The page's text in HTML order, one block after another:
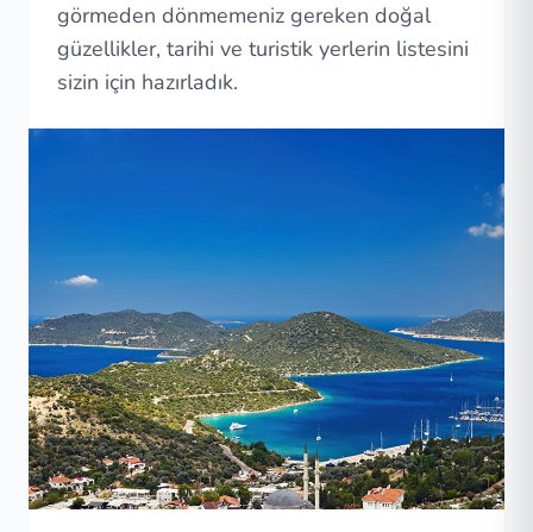
görmeden dönmemeniz gereken doğal
güzellikler, tarihi ve turistik yerlerin listesini
sizin için hazırladık.